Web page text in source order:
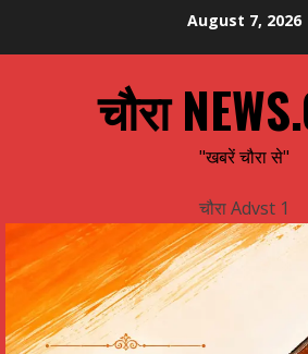
August 7, 2026
चौरा
"खबरें चौरा से"
चौरा Advst 1